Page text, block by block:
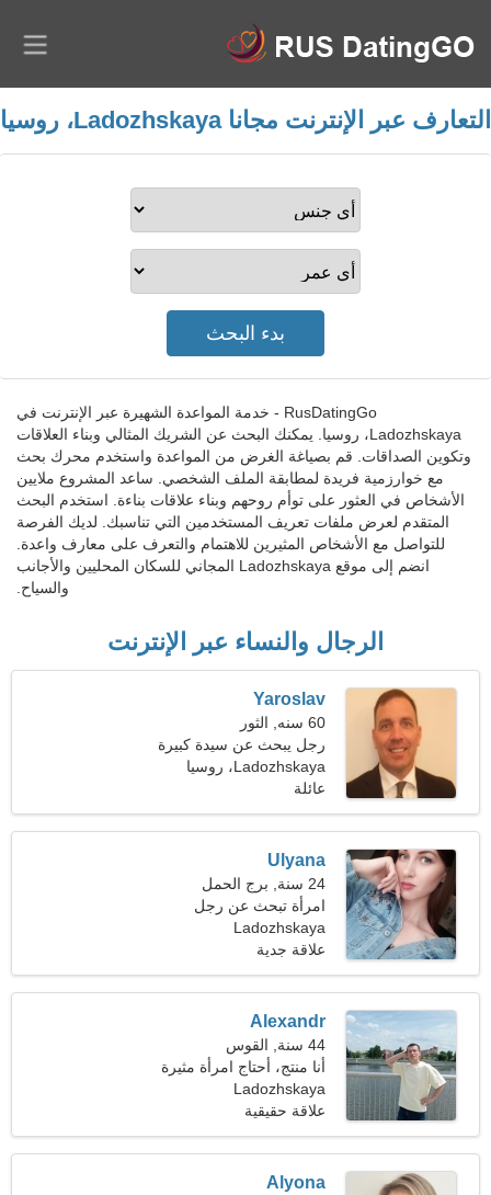
التعارف عبر الإنترنت مجانا Ladozhskaya، روسيا
RusDatingGo - خدمة المواعدة الشهيرة عبر الإنترنت في
Ladozhskaya، روسيا. يمكنك البحث عن الشريك المثالي وبناء العلاقات
وتكوين الصداقات. قم بصياغة الغرض من المواعدة واستخدم محرك بحث
مع خوارزمية فريدة لمطابقة الملف الشخصي. ساعد المشروع ملايين
الأشخاص في العثور على توأم روحهم وبناء علاقات بناءة. استخدم البحث
المتقدم لعرض ملفات تعريف المستخدمين التي تناسبك. لديك الفرصة
للتواصل مع الأشخاص المثيرين للاهتمام والتعرف على معارف واعدة.
انضم إلى موقع Ladozhskaya المجاني للسكان المحليين والأجانب
والسياح.
الرجال والنساء عبر الإنترنت
Yaroslav
60 سنه, الثور
رجل يبحث عن سيدة كبيرة
48-58
Ladozhskaya، روسيا
عائلة
Ulyana
24 سنة, برج الحمل
امرأة تبحث عن رجل
Ladozhskaya
علاقة جدية
Alexandr
44 سنة, القوس
أنا منتج، أحتاج امرأة مثيرة
Ladozhskaya
علاقة حقيقية
Alyona